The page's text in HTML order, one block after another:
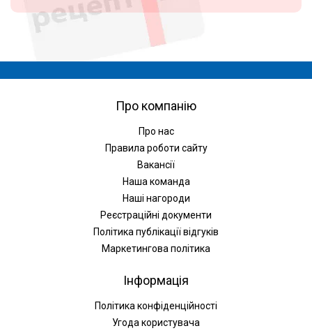
Про компанію
Про нас
Правила роботи сайту
Вакансії
Наша команда
Наші нагороди
Реєстраційні документи
Політика публікації відгуків
Маркетингова політика
Інформація
Політика конфіденційності
Угода користувача